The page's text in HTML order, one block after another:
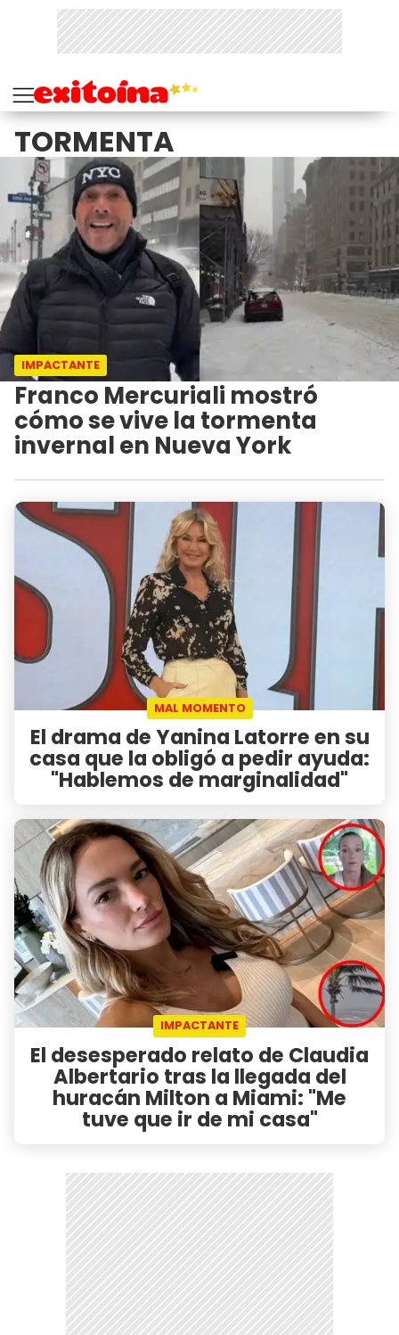
TORMENTA
IMPACTANTE
Franco Mercuriali mostró
cómo se vive la tormenta
invernal en Nueva York
MAL MOMENTO
El drama de Yanina Latorre en su
casa que la obligó a pedir ayuda:
"Hablemos de marginalidad"
IMPACTANTE
El desesperado relato de Claudia
Albertario tras la llegada del
huracán Milton a Miami: "Me
tuve que ir de mi casa"